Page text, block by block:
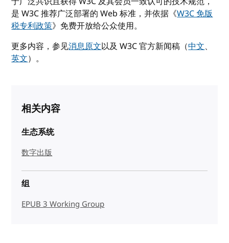
是 W3C 推荐广泛部署的 Web 标准，并依据《W3C 免版
税专利政策》免费开放给公众使用。
更多内容，参见消息原文以及 W3C 官方新闻稿（中文、
英文）。
相关内容
生态系统
数字出版
组
EPUB 3 Working Group